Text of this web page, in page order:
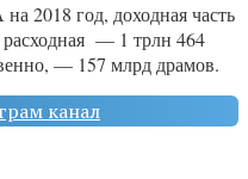
2018 год, доходная часть
расходная — 1 трлн 464
— 157 млрд драмов.
канал